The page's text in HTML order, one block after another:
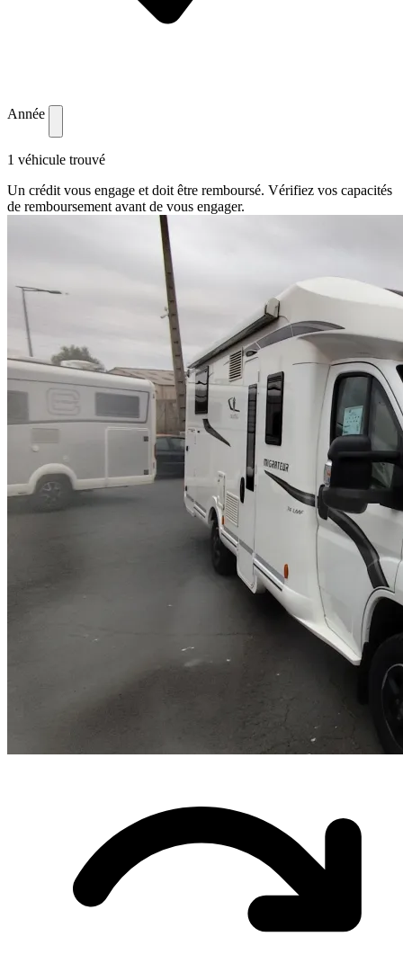
Année
1 véhicule trouvé
Un crédit vous engage et doit être remboursé. Vérifiez vos capacités
de remboursement avant de vous engager.